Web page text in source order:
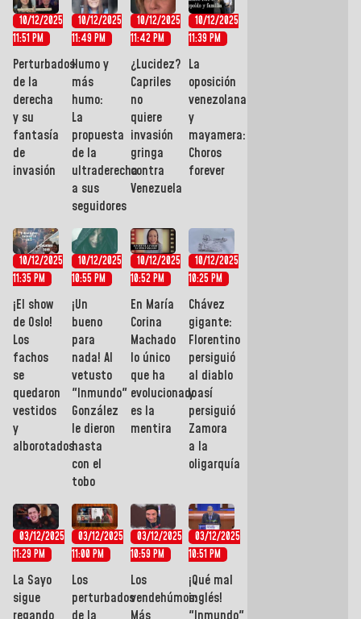
10/12/2025
11:51 PM
Perturbados
de la
derecha
y su
fantasía
de
invasión
10/12/2025
11:49 PM
Humo y
más
humo:
La
propuesta
de la
ultraderecha
a sus
seguidores
10/12/2025
11:42 PM
¿Lucidez?
Capriles
no
quiere
invasión
gringa
contra
Venezuela
10/12/2025
11:39 PM
La
oposición
venezolana
y
mayamera:
Choros
forever
10/12/2025
11:35 PM
¡El show
de Oslo!
Los
fachos
se
quedaron
vestidos
y
alborotados
10/12/2025
10:55 PM
¡Un
bueno
para
nada! Al
vetusto
"Inmundo"
González
le dieron
hasta
con el
tobo
10/12/2025
10:52 PM
En María
Corina
Machado
lo único
que ha
evolucionado
es la
mentira
10/12/2025
10:25 PM
Chávez
gigante:
Florentino
persiguió
al diablo
y así
persiguió
Zamora
a la
oligarquía
03/12/2025
11:29 PM
La Sayo
sigue
03/12/2025
11:00 PM
Los
perturbados
03/12/2025
10:59 PM
Los
vendehúmos:
03/12/2025
10:51 PM
¡Qué mal
inglés!